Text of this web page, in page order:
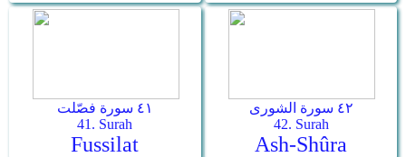
٤١ سورة فصّلت
41. Surah
Fussilat
٤٢ سورة الشورى
42. Surah
Ash-Shûra